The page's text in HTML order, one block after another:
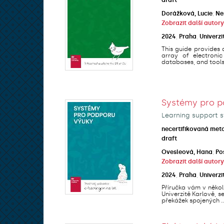
Dorážková, Lucie;
Zobrazit další autory
2024
Praha
This guide provides
array of electronic
databases, and tools
Systémy pro
Learning support
necertifikovaná
draft
Ovesleová, Hana;
Zobrazit další autory
2024
Praha
Příručka vám v
Univerzitě Karlově,
překážek spojených